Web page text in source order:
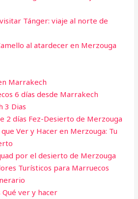
Tánger: viaje al norte de
al atardecer en Merzouga
Marrakech
6 días desde Marrakech
3 Dias
2 días Fez-Desierto de Merzouga
Ver y Hacer en Merzouga: Tu
por el desierto de Merzouga
Turísticos para Marruecos
ver y hacer